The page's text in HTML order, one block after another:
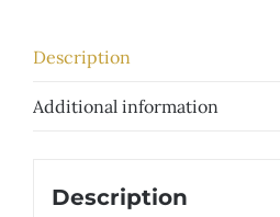
Description
Additional information
Description